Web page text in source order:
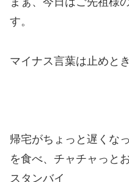
す。
マイナス言葉は止めと
帰宅がちょっと遅くな
を食べ、チャチャっと
スタンバイ